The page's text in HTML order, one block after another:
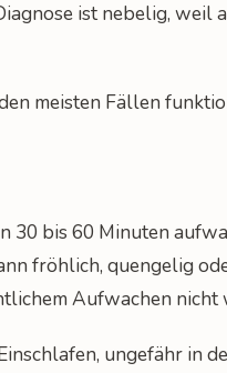
ist nebelig, weil
meisten Fällen
30 bis 60 Minuten
fröhlich, quengelig
Aufwachen
ungefähr in